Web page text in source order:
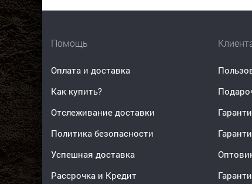
Помощь
Оплата и доставка
Как купить?
Отслеживание доставки
Политика безопасности
Успешная доставка
Рассрочка и Кредит